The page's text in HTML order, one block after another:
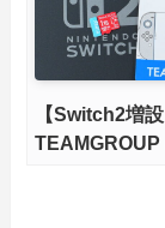
【Switch2増設